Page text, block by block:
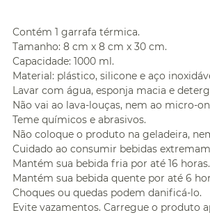
Contém 1 garrafa térmica.
Tamanho: 8 cm x 8 cm x 30 cm.
Capacidade: 1000 ml.
Material: plástico, silicone e aço
Lavar com água, esponja macia e
Não vai ao lava-louças, nem ao micro-
Teme químicos e abrasivos.
Não coloque o produto na geladeira,
Cuidado ao consumir bebidas
Mantém sua bebida fria por até 16 horas.
Mantém sua bebida quente por até 6
Choques ou quedas podem danificá-lo.
Evite vazamentos. Carregue o produto